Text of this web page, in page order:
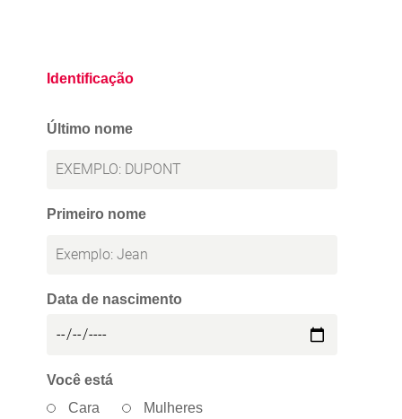
Identificação
Último nome
Primeiro nome
Data de nascimento
Você está
Cara
Mulheres